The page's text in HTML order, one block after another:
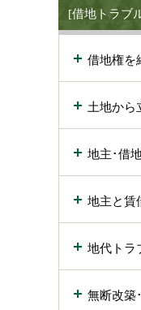
[借地トラブ
借地権を
土地から
地主･借
地主と賃
地代トラ
無断改築